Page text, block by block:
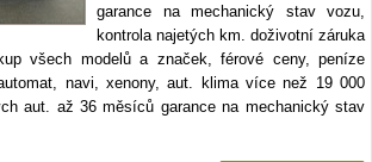
garance na mechanický stav vozu,
kontrola najetých km. doživotní záruka
všech modelů a značek, férové ceny, peníze
navi, xenony, aut. klima více než 19 000
aut. až 36 měsíců garance na mechanický stav